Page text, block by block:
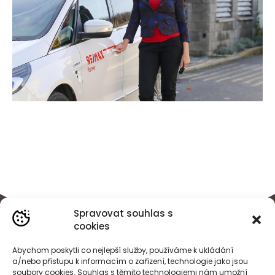
Spravovat souhlas s
cookies
Abychom poskytli co nejlepší služby, používáme k ukládání
a/nebo přístupu k informacím o zařízení, technologie jako jsou
soubory cookies. Souhlas s těmito technologiemi nám umožní